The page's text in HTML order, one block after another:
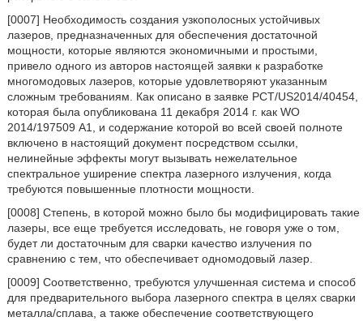
[0007] Необходимость создания узкополосных устойчивых
лазеров, предназначенных для обеспечения достаточной
мощности, которые являются экономичными и простыми,
привело одного из авторов настоящей заявки к разработке
многомодовых лазеров, которые удовлетворяют указанным
сложным требованиям. Как описано в заявке PCT/US2014/40454,
которая была опубликована 11 декабря 2014 г. как WO
2014/197509 А1, и содержание которой во всей своей полноте
включено в настоящий документ посредством ссылки,
нелинейные эффекты могут вызывать нежелательное
спектральное уширение спектра лазерного излучения, когда
требуются повышенные плотности мощности.
[0008] Степень, в которой можно было бы модифицировать такие
лазеры, все еще требуется исследовать, не говоря уже о том,
будет ли достаточным для сварки качество излучения по
сравнению с тем, что обеспечивает одномодовый лазер.
[0009] Соответственно, требуются улучшенная система и способ
для предварительного выбора лазерного спектра в целях сварки
металла/сплава, а также обеспечение соответствующего